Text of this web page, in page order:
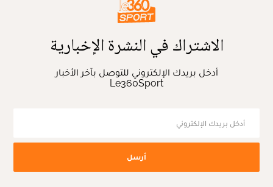
الاشتراك في النشرة الإخبارية
أدخل بريدك الإلكتروني للتوصل بآخر الأخبار
Le360Sport
أرسل